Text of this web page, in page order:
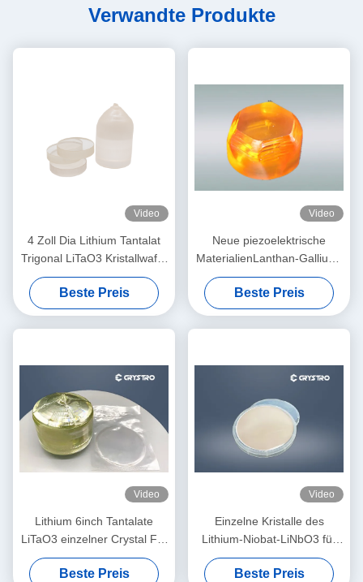
Verwandte Produkte
Video
4 Zoll Dia Lithium Tantalat
Trigonal LiTaO3 Kristallwafer
für E-O Geräte
Beste Preis
Video
Neue piezoelektrische
MaterialienLanthan-Gallium-
Silicat bekannt als Langasit-
Kristall
Beste Preis
Video
Lithium 6inch Tantalate
LiTaO3 einzelner Crystal For
SAH Filter
Beste Preis
Video
Einzelne Kristalle des
Lithium-Niobat-LiNbO3 für
Faser-optische Isolatoren
und Zirkulatoren
Beste Preis